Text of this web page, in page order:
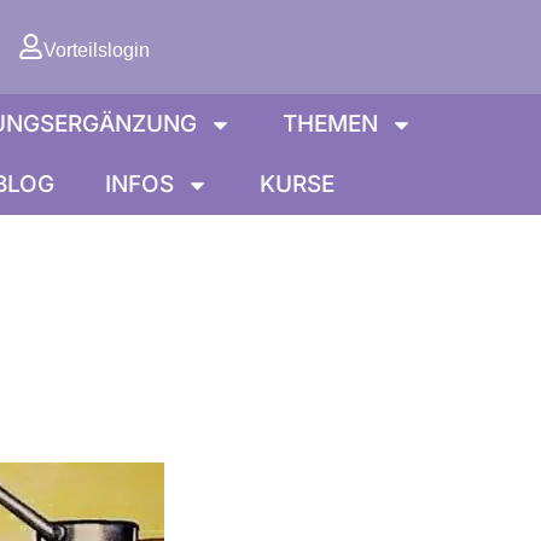
Vorteilslogin
THEMEN
INFOS KURSE